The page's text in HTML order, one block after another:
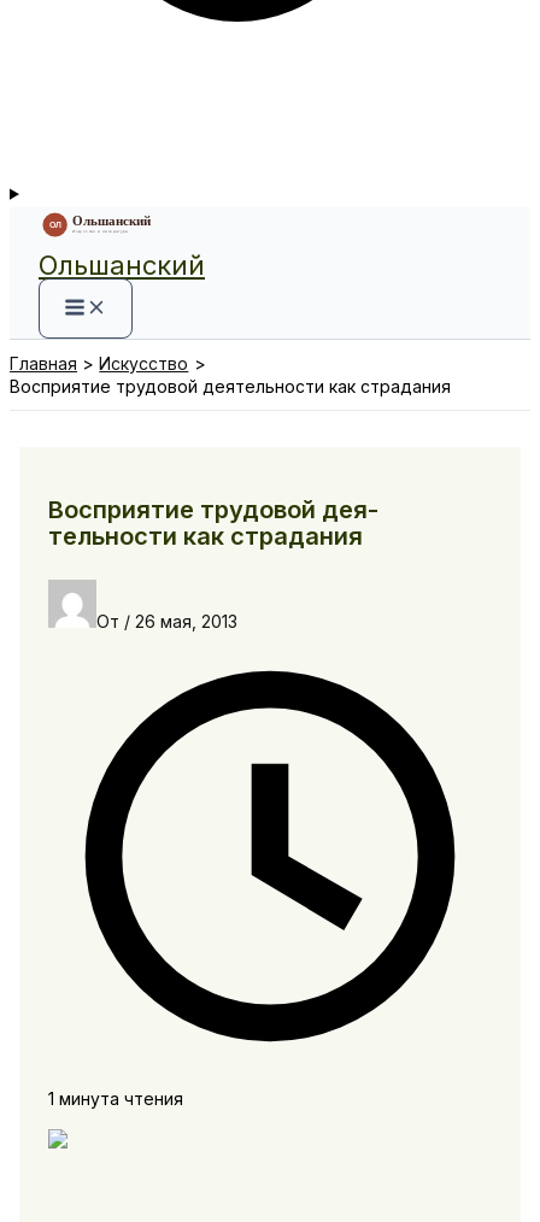
Ольшанский
Главная
Искусство
Восприятие трудовой дея­тельности как страдания
Восприятие трудовой дея­
тельности как страдания
От / 26 мая, 2013
1 минута чтения